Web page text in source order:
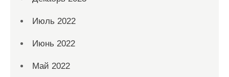
Июль 2022
Июнь 2022
Май 2022